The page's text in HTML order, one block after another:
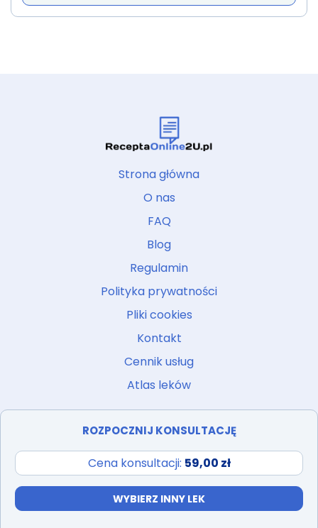
ROZPOCZNIJ KONSULTACJĘ
Cena konsultacji: 59,00 zł
WYBIERZ INNY LEK
Strona główna
O nas
FAQ
Blog
Regulamin
Polityka prywatności
Pliki cookies
Kontakt
Cennik usług
Atlas leków
PROJEKT I REALIZACJA:IBIF.PL